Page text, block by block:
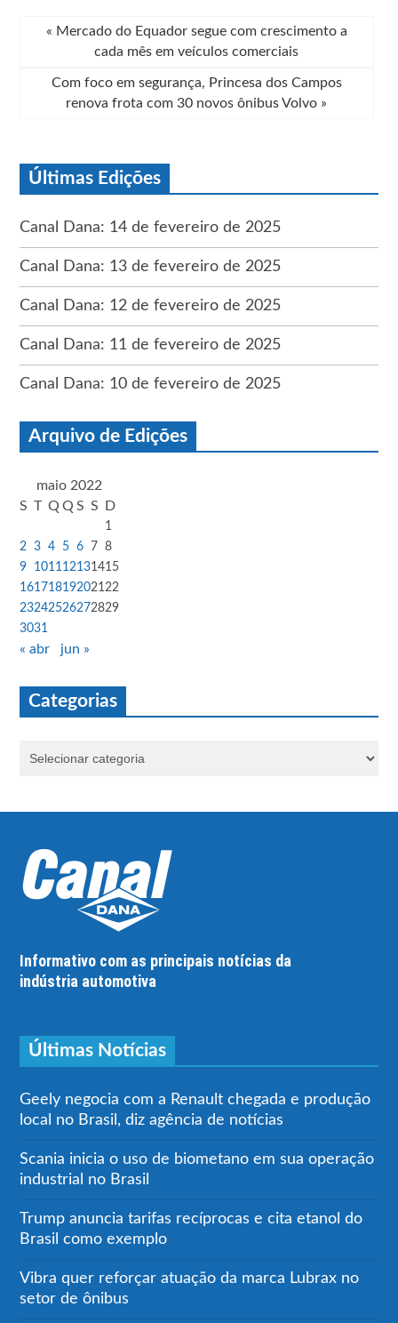
« Mercado do Equador segue com crescimento a
cada mês em veículos comerciais
Com foco em segurança, Princesa dos Campos
renova frota com 30 novos ônibus Volvo »
Últimas Edições
Canal Dana: 14 de fevereiro de 2025
Canal Dana: 13 de fevereiro de 2025
Canal Dana: 12 de fevereiro de 2025
Canal Dana: 11 de fevereiro de 2025
Canal Dana: 10 de fevereiro de 2025
Arquivo de Edições
maio 2022
S T Q Q S S D
1
2
3 4 5 6 7 8
9
1011 12131415
161718192021 22
23242526272829
3031
« abr jun »
Categorias
Informativo com as principais notícias da
indústria automotiva
Últimas Notícias
Geely negocia com a Renault chegada e produção
local no Brasil, diz agência de notícias
Scania inicia o uso de biometano em sua operação
industrial no Brasil
Trump anuncia tarifas recíprocas e cita etanol do
Brasil como exemplo
Vibra quer reforçar atuação da marca Lubrax no
setor de ônibus